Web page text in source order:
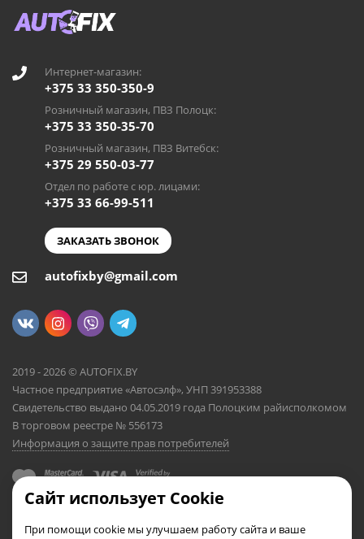
Интернет-магазин:
+375 33 350-350-9
Розничный магазин, ПВЗ Полоцк:
+375 33 350-35-70
Розничный магазин, ПВЗ Витебск:
+375 29 550-03-77
Отдел по работе с юр. лицами:
+375 33 66-99-511
ЗАКАЗАТЬ ЗВОНОК
autofixby@gmail.com
2019 - 2026 © AUTOFIX.BY
Частное предприятие «Автосэлф», УНП 391953388
Свидетельство выдано 04.05.2019 года Полоцким райисполкомом
В торговом реестре № 556173
Информация о защите прав потребителей
Сайт использует Cookie
При помощи cookie мы улучшаем работу сайта и ваше